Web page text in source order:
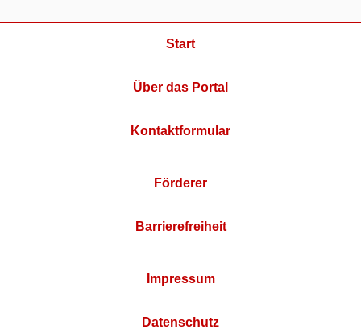
Start
Über das Portal
Kontaktformular
Förderer
Barrierefreiheit
Impressum
Datenschutz